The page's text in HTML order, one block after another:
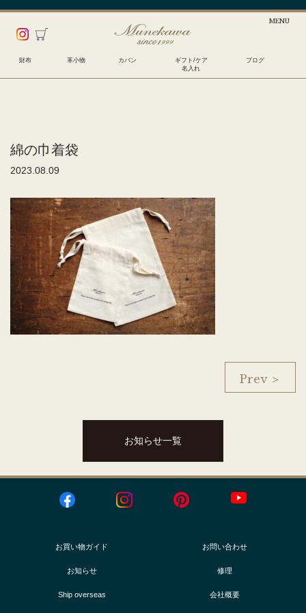
財布 革小物 カバン
ギフト/ケア
名入れ
ブログ
綿の巾着袋
2023.08.09
Prev ＞
お知らせ一覧
お買い物ガイド お問い合わせ
お知らせ 修理
Ship overseas 会社概要